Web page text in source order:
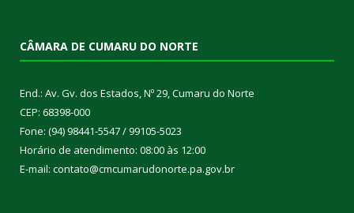
CÂMARA DE CUMARU DO NORTE
End.: Av. Gv. dos Estados, Nº 29, Cumaru do Norte
CEP: 68398-000
Fone: (94) 98441-5547 / 99105-5023
Horário de atendimento: 08:00 às 12:00
E-mail: contato@cmcumarudonorte.pa.gov.br